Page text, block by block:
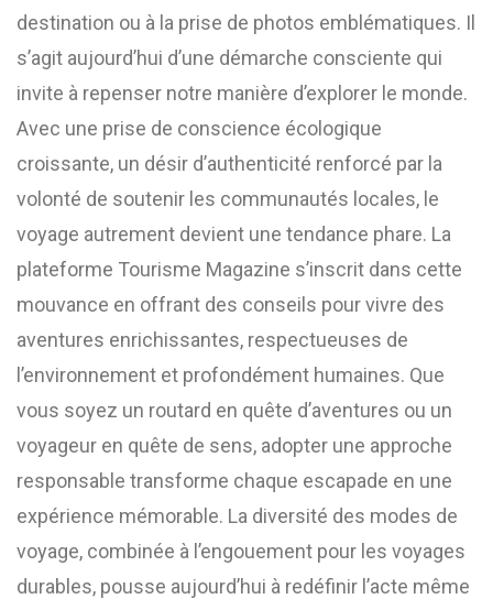
destination ou à la prise de photos emblématiques. Il
s’agit aujourd’hui d’une démarche consciente qui
invite à repenser notre manière d’explorer le monde.
Avec une prise de conscience écologique
croissante, un désir d’authenticité renforcé par la
volonté de soutenir les communautés locales, le
voyage autrement devient une tendance phare. La
plateforme Tourisme Magazine s’inscrit dans cette
mouvance en offrant des conseils pour vivre des
aventures enrichissantes, respectueuses de
l’environnement et profondément humaines. Que
vous soyez un routard en quête d’aventures ou un
voyageur en quête de sens, adopter une approche
responsable transforme chaque escapade en une
expérience mémorable. La diversité des modes de
voyage, combinée à l’engouement pour les voyages
durables, pousse aujourd’hui à redéfinir l’acte même